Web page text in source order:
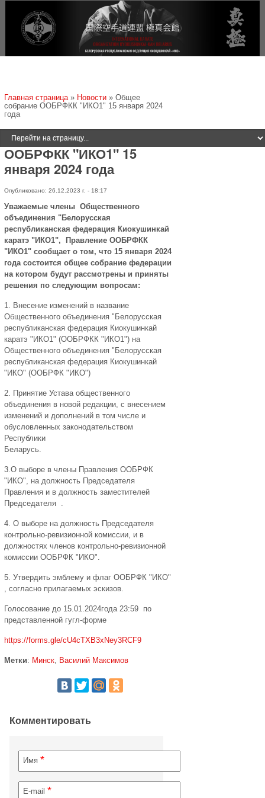
Jump to navigation
Вы здесь
Главная страница » Новости » Общее
собрание ООБРФКК "ИКО1" 15 января 2024
года
Общее собрание
ООБРФКК "ИКО1" 15
января 2024 года
Опубликовано: 26.12.2023 г. - 18:17
Уважаемые члены Общественного
объединения "Белорусская
республиканская федерация Киокушинкай
каратэ "ИКО1", Правление ООБРФКК
"ИКО1" сообщает о том, что 15 января 2024
года состоится общее собрание федерации
на котором будут рассмотрены и приняты
решения по следующим вопросам:
1. Внесение изменений в название
Общественного объединения "Белорусская
республиканская федерация Киокушинкай
каратэ "ИКО1" (ООБРФКК "ИКО1") на
Общественного объединения "Белорусская
республиканская федерация Киокушинкай
"ИКО" (ООБРФК "ИКО")
2. Принятие Устава общественного
объединения в новой редакции, с внесением
изменений и дополнений в том числе и
обусловленных законодательством
Республики
Беларусь.
3.О выборе в члены Правления ООБРФК
"ИКО", на должность Председателя
Правления и в должность заместителей
Председателя .
4. О выборе на должность Председателя
контрольно-ревизионной комиссии, и в
должностях членов контрольно-ревизионной
комиссии ООБРФК "ИКО".
5. Утвердить эмблему и флаг ООБРФК "ИКО"
, согласно прилагаемых эскизов.
Голосование до 15.01.2024года 23:59 по
представленной гугл-форме
https://forms.gle/cU4cTXB3xNey3RCF9
Метки: Минск, Василий Максимов
Комментировать
Имя *
E-mail *